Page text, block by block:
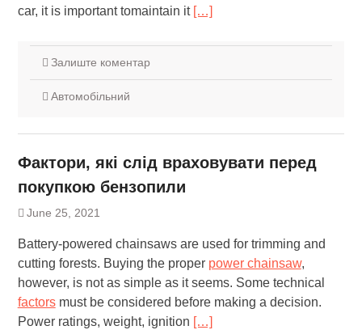
car, it is important tomaintain it […]
Залиште коментар
Автомобільний
Фактори, які слід враховувати перед
покупкою бензопили
June 25, 2021
Battery-powered chainsaws are used for trimming and
cutting forests. Buying the proper power chainsaw,
however, is not as simple as it seems. Some technical
factorsmust be considered before making a decision.
Power ratings, weight, ignition […]